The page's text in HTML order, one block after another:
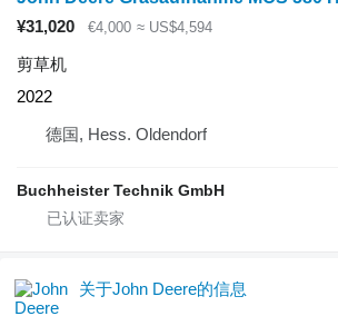
¥31,020
€4,000 ≈ US$4,594
剪草机
2022
德国, Hess. Oldendorf
Buchheister Technik GmbH
关于John Deere的信息